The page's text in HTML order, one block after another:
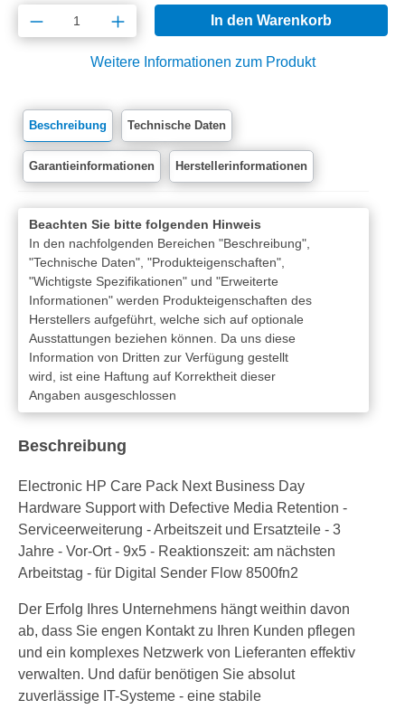
Produkt Anzahl: Gib den gewünschten
In den Warenkorb
Weitere Informationen zum Produkt
Beschreibung Technische Daten
Garantieinformationen Herstellerinformationen
Beachten Sie bitte folgenden Hinweis
In den nachfolgenden Bereichen "Beschreibung",
"Technische Daten", "Produkteigenschaften",
"Wichtigste Spezifikationen" und "Erweiterte
Informationen" werden Produkteigenschaften des
Herstellers aufgeführt, welche sich auf optionale
Ausstattungen beziehen können. Da uns diese
Information von Dritten zur Verfügung gestellt
wird, ist eine Haftung auf Korrektheit dieser
Angaben ausgeschlossen
Beschreibung
Electronic HP Care Pack Next Business Day
Hardware Support with Defective Media Retention -
Serviceerweiterung - Arbeitszeit und Ersatzteile - 3
Jahre - Vor-Ort - 9x5 - Reaktionszeit: am nächsten
Arbeitstag - für Digital Sender Flow 8500fn2
Der Erfolg Ihres Unternehmens hängt weithin davon
ab, dass Sie engen Kontakt zu Ihren Kunden pflegen
und ein komplexes Netzwerk von Lieferanten effektiv
verwalten. Und dafür benötigen Sie absolut
zuverlässige IT-Systeme - eine stabile